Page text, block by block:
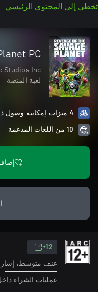
تخطي إلى المحتوى الرئيسي
PC
Studios Inc.
لعبة المنصة
4 ميزات إمكانية وصول ذوي الاحتياجات الخاصة
10 من اللغات المدعمة
12+
عنف متوسط،
عمليات الشراء